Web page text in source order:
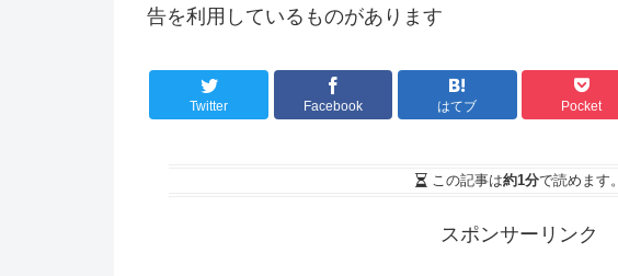
告を利用しているものがあります
Twitter Facebook はてブ Pocket
この記事は約1分で読めます。
スポンサーリンク